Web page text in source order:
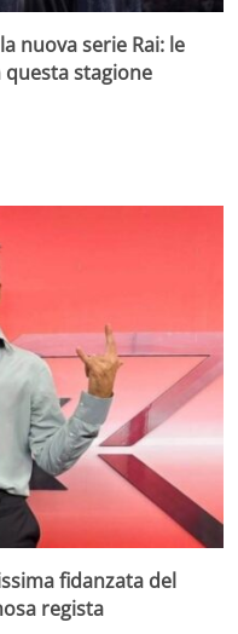
nuova serie Rai: le
stagione
fidanzata del
regista